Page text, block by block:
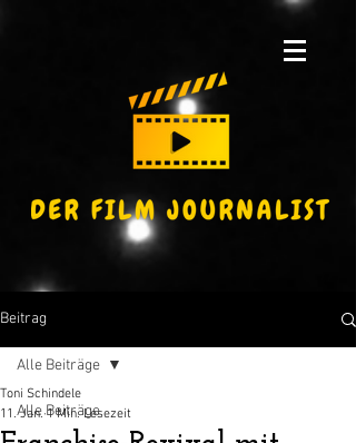
Beitrag
Alle Beiträge
Alle Beiträge
Toni Schindele
11. Jan. 1 Min. Lesezeit